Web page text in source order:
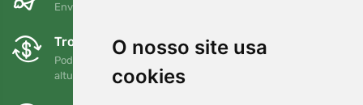
O nosso site usa
cookies
Envio gratuito para encomendas superiores a 80 EUR
Trocas e devoluções gratuitas
Pode devolver ou trocar a sua encomenda em qualquer
altura no prazo de 90 dias